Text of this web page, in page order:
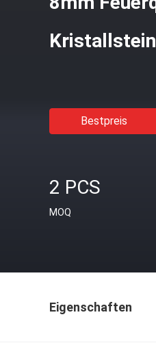
Bestpreis
2 PCS
MOQ
Eigenschaften